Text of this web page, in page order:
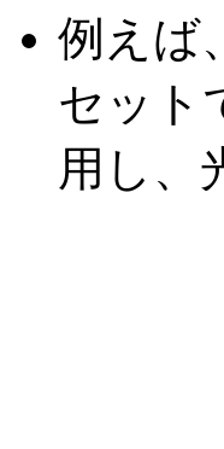
例えば
セット
用し、